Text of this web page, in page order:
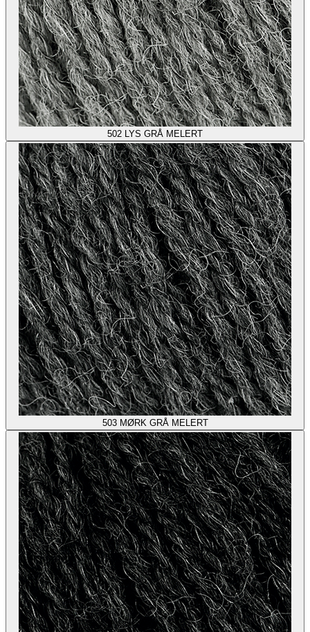
502 LYS GRÅ MELERT
503 MØRK GRÅ MELERT